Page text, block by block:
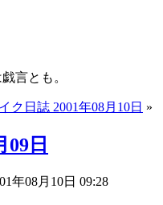
言とも。
ク日誌 2001年08月10日 »
09日
年08月10日 09:28